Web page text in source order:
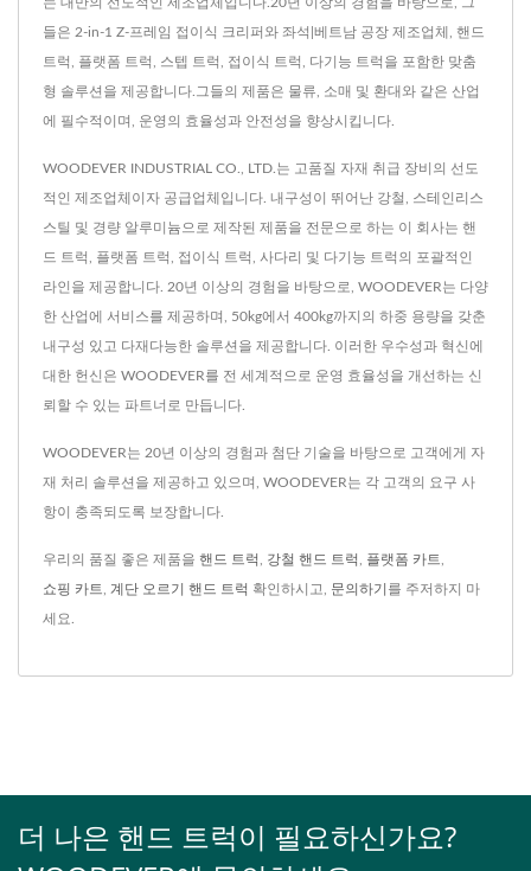
들은 2-in-1 Z-프레임 접이식 크리퍼와 좌석|베트남 공장 제조업체, 핸드
트럭, 플랫폼 트럭, 스텝 트럭, 접이식 트럭, 다기능 트럭을 포함한 맞춤
형 솔루션을 제공합니다.그들의 제품은 물류, 소매 및 환대와 같은 산업
에 필수적이며, 운영의 효율성과 안전성을 향상시킵니다.
WOODEVER INDUSTRIAL CO., LTD.는 고품질 자재 취급 장비의 선도
적인 제조업체이자 공급업체입니다. 내구성이 뛰어난 강철, 스테인리스
스틸 및 경량 알루미늄으로 제작된 제품을 전문으로 하는 이 회사는 핸
드 트럭, 플랫폼 트럭, 접이식 트럭, 사다리 및 다기능 트럭의 포괄적인
라인을 제공합니다. 20년 이상의 경험을 바탕으로, WOODEVER는 다양
한 산업에 서비스를 제공하며, 50kg에서 400kg까지의 하중 용량을 갖춘
내구성 있고 다재다능한 솔루션을 제공합니다. 이러한 우수성과 혁신에
대한 헌신은 WOODEVER를 전 세계적으로 운영 효율성을 개선하는 신
뢰할 수 있는 파트너로 만듭니다.
WOODEVER는 20년 이상의 경험과 첨단 기술을 바탕으로 고객에게 자
재 처리 솔루션을 제공하고 있으며, WOODEVER는 각 고객의 요구 사
항이 충족되도록 보장합니다.
우리의 품질 좋은 제품을 핸드 트럭 강철 핸드 트럭 플랫폼 카트
쇼핑 카트 계단 오르기 핸드 트럭 확인하시고, 문의하기 를 주저하지 마
세요.
더 나은 핸드 트럭이 필요하신가요?